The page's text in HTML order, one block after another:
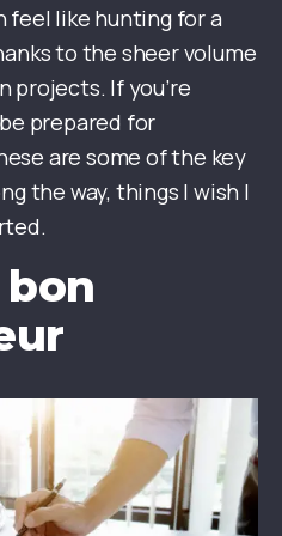
like hunting for a
to the sheer volume
projects. If you’re
prepared for
are some of the key
the way, things I wish I